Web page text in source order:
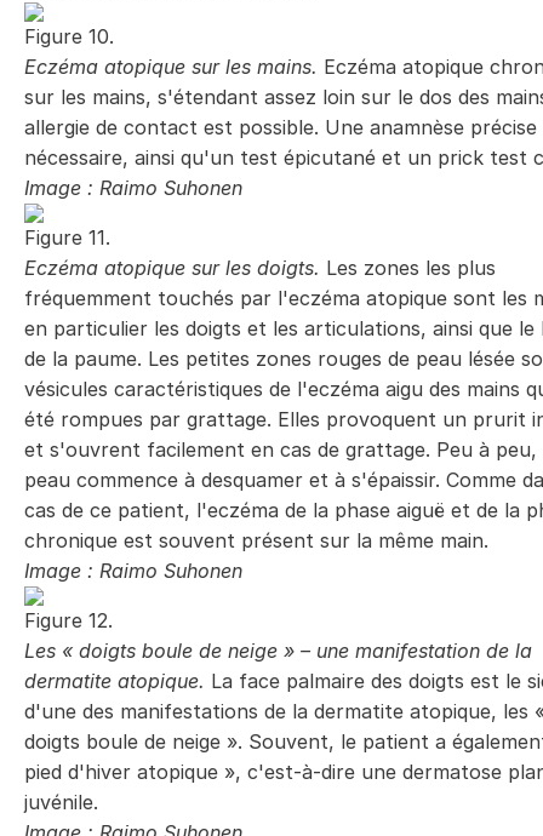
Figure 10.
Eczéma atopique sur les mains. Eczéma atopique
sur les mains, s'étendant assez loin sur le dos des
allergie de contact est possible. Une anamnèse précise
nécessaire, ainsi qu'un test épicutané et un prick test
Image : Raimo Suhonen
Figure 11.
Eczéma atopique sur les doigts. Les zones les plus
fréquemment touchés par l'eczéma atopique sont les
en particulier les doigts et les articulations, ainsi que le
de la paume. Les petites zones rouges de peau lésée
vésicules caractéristiques de l'eczéma aigu des mains
été rompues par grattage. Elles provoquent un prurit
et s'ouvrent facilement en cas de grattage. Peu à peu,
peau commence à desquamer et à s'épaissir. Comme
cas de ce patient, l'eczéma de la phase aiguë et de la
chronique est souvent présent sur la même main.
Image : Raimo Suhonen
Figure 12.
Les « doigts boule de neige » – une manifestation de la
dermatite atopique. La face palmaire des doigts est le
d'une des manifestations de la dermatite atopique, les
doigts boule de neige ». Souvent, le patient a
pied d'hiver atopique », c'est-à-dire une dermatose
juvénile.